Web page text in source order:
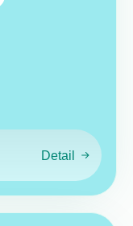
Detail